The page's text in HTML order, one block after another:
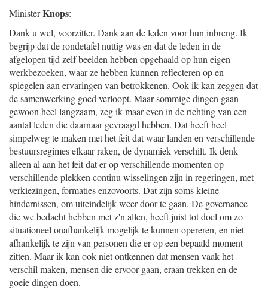
MinisterKnops:
Dank u wel, voorzitter. Dank aan de leden voor hun inbreng. Ik
begrijp dat de rondetafel nuttig was en dat de leden in de
afgelopen tijd zelf beelden hebben opgehaald op hun eigen
werkbezoeken, waar ze hebben kunnen reflecteren op en
spiegelen aan ervaringen van betrokkenen. Ook ik kan zeggen dat
de samenwerking goed verloopt. Maar sommige dingen gaan
gewoon heel langzaam, zeg ik maar even in de richting van een
aantal leden die daarnaar gevraagd hebben. Dat heeft heel
simpelweg te maken met het feit dat waar landen en verschillende
bestuursregimes elkaar raken, de dynamiek verschilt. Ik denk
alleen al aan het feit dat er op verschillende momenten op
verschillende plekken continu wisselingen zijn in regeringen, met
verkiezingen, formaties enzovoorts. Dat zijn soms kleine
hindernissen, om uiteindelijk weer door te gaan. De governance
die we bedacht hebben met z'n allen, heeft juist tot doel om zo
situationeel onafhankelijk mogelijk te kunnen opereren, en niet
afhankelijk te zijn van personen die er op een bepaald moment
zitten. Maar ik kan ook niet ontkennen dat mensen vaak het
verschil maken, mensen die ervoor gaan, eraan trekken en de
goeie dingen doen.